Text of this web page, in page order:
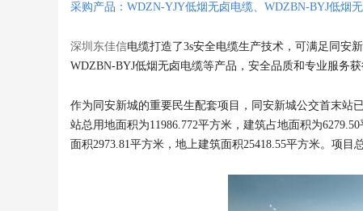
采购产品：WDZN-YJY低烟无卤电缆、WDZBN-BYJ低烟
深圳东佳信电缆打造了3s安全电缆生产技术，可满足同安
WDZBN-BYJ低烟无卤电缆等产品，安全品质和专业服务
作为同安新城的重要民生配套项目，同安新城公交首末站
站总用地面积为11986.772平方米，建筑占地面积为
面积2973.81平方米，地上建筑面积25418.55平方米。项目